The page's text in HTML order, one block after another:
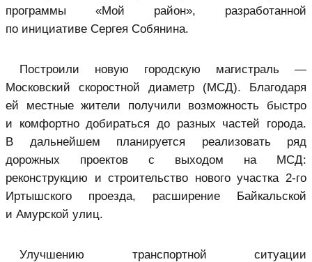
программы «Мой район», разработанной
по инициативе Сергея Собянина.
Построили новую городскую магистраль —
Московский скоростной диаметр (МСД). Благодаря
ей местные жители получили возможность быстро
и комфортно добираться до разных частей города.
В дальнейшем планируется реализовать ряд
дорожных проектов с выходом на МСД:
реконструкцию и строительство нового участка 2-го
Иртышского проезда, расширение Байкальской
и Амурской улиц.
Улучшению транспортной ситуации